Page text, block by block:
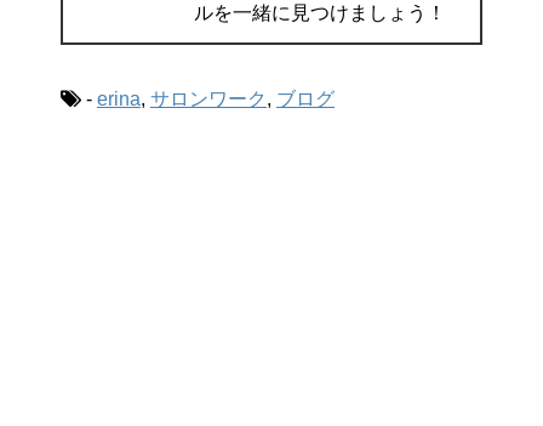
ルを一緒に見つけましょう！
- erina, サロンワーク , ブログ